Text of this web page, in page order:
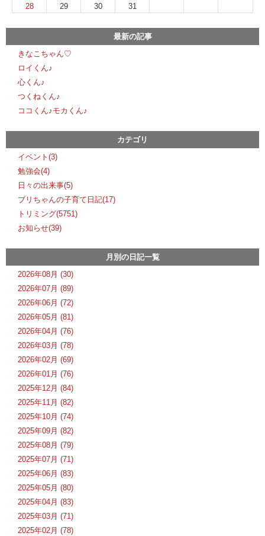
28 29 30 31
最新の記事
きなこちゃん♡
ロイくん♪
心くん♪
つくねくん♪
ココくん♪モカくん♪
カテゴリ
イベント(3)
勉強会(4)
日々の出来事(5)
ブリちゃんの子育て日記(17)
トリミング(5751)
お知らせ(39)
月別の日記一覧
2026年08月 (30)
2026年07月 (89)
2026年06月 (72)
2026年05月 (81)
2026年04月 (76)
2026年03月 (78)
2026年02月 (69)
2026年01月 (76)
2025年12月 (84)
2025年11月 (82)
2025年10月 (74)
2025年09月 (82)
2025年08月 (79)
2025年07月 (71)
2025年06月 (83)
2025年05月 (80)
2025年04月 (83)
2025年03月 (71)
2025年02月 (78)